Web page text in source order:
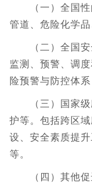
（一）全国性
管道、危险化学
（二）全国安
监测、预警、调
险预警与防控体
（三）国家级
护等。包括跨区
设、安全素质提
等。
（四）其他促